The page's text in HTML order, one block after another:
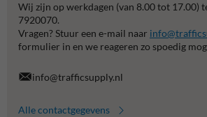
Wij zijn op werkdagen (van 8.00 tot 17.00)
7920070.
Vragen? Stuur een e-mail naar
formulier in en we reageren zo spoedig
info@trafficsupply.nl
Alle contactgegevens